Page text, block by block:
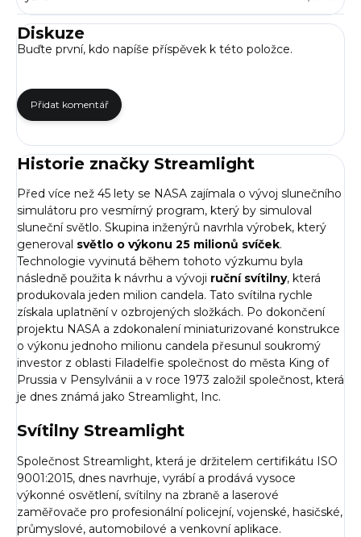
Diskuze
Buďte první, kdo napíše příspěvek k této položce.
Přidat komentář
Historie značky Streamlight
Před více než 45 lety se NASA zajímala o vývoj slunečního
simulátoru pro vesmírný program, který by simuloval
sluneční světlo. Skupina inženýrů navrhla výrobek, který
generoval světlo o výkonu 25 milionů svíček.
Technologie vyvinutá během tohoto výzkumu byla
následně použita k návrhu a vývoji ruční svítilny, která
produkovala jeden milion candela. Tato svítilna rychle
získala uplatnění v ozbrojených složkách. Po dokončení
projektu NASA a zdokonalení miniaturizované konstrukce
o výkonu jednoho milionu candela přesunul soukromý
investor z oblasti Filadelfie společnost do města King of
Prussia v Pensylvánii a v roce 1973 založil společnost, která
je dnes známá jako Streamlight, Inc.
Svítilny Streamlight
Společnost Streamlight, která je držitelem certifikátu ISO
9001:2015, dnes navrhuje, vyrábí a prodává vysoce
výkonné osvětlení, svítilny na zbraně a laserové
zaměřovače pro profesionální policejní, vojenské, hasičské,
průmyslové, automobilové a venkovní aplikace.